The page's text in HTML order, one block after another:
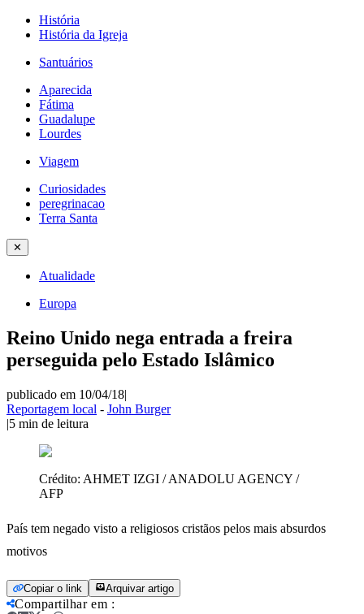
História
História da Igreja
Santuários
Aparecida
Fátima
Guadalupe
Lourdes
Viagem
Curiosidades
peregrinacao
Terra Santa
✕
Atualidade
Europa
Reino Unido nega entrada a freira
perseguida pelo Estado Islâmico
publicado em 10/04/18|
Reportagem local - John Burger
|5 min de leitura
Crédito: AHMET IZGI / ANADOLU AGENCY /
AFP
País tem negado visto a religiosos cristãos pelos mais absurdos
motivos
Copiar o link Arquivar artigo
Compartilhar em :